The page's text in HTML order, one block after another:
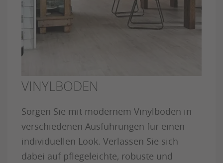
VINYLBODEN
Sorgen Sie mit modernem Vinylboden in
verschiedenen Ausführungen für einen
individuellen Look. Verlassen Sie sich
dabei auf pflegeleichte, robuste und